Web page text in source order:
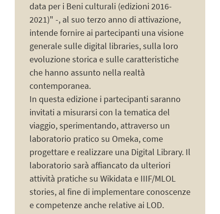
data per i Beni culturali (edizioni 2016-
2021)" -, al suo terzo anno di attivazione,
intende fornire ai partecipanti una visione
generale sulle digital libraries, sulla loro
evoluzione storica e sulle caratteristiche
che hanno assunto nella realtà
contemporanea.
In questa edizione i partecipanti saranno
invitati a misurarsi con la tematica del
viaggio, sperimentando, attraverso un
laboratorio pratico su Omeka, come
progettare e realizzare una Digital Library. Il
laboratorio sarà affiancato da ulteriori
attività pratiche su Wikidata e IIIF/MLOL
stories, al fine di implementare conoscenze
e competenze anche relative ai LOD.